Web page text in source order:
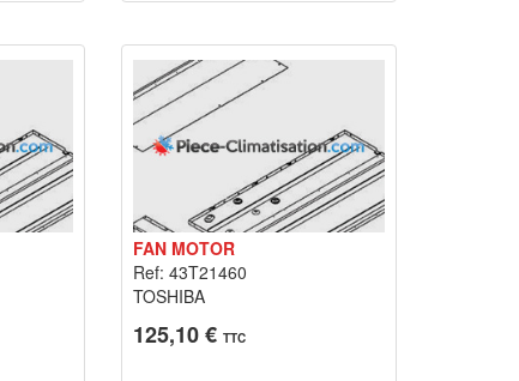
FAN MOTOR
Ref: 43T21460
TOSHIBA
125,10 € TTC